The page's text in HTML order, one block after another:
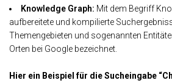
Knowledge Graph: Mit dem Begriff
aufbereitete und kompilierte
Themengebieten und sogenannten
Orten bei Google bezeichnet.
Hier ein Beispiel für die Sucheingabe